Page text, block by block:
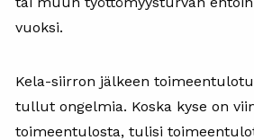
vuoksi.
Kela-siirron jälkeen
tullut ongelmia. Koska kyse on
toimeentulosta, tulisi